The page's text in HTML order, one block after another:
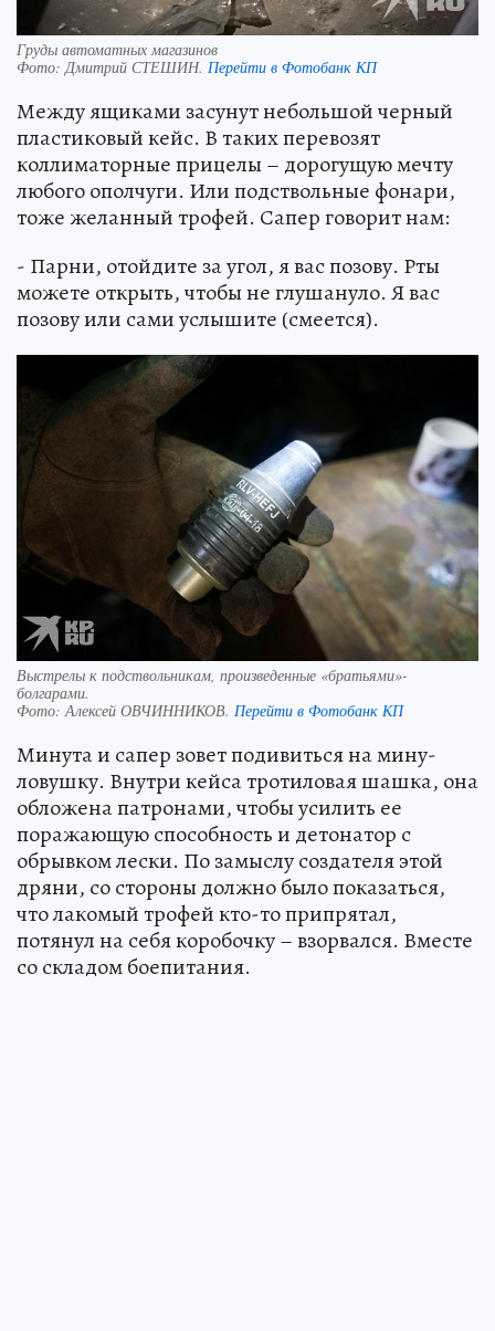
Груды автоматных магазинов
Фото:Дмитрий СТЕШИН. Перейти в Фотобанк КП
Между ящиками засунут небольшой черный
пластиковый кейс. В таких перевозят
коллиматорные прицелы – дорогущую мечту
любого ополчуги. Или подствольные фонари,
тоже желанный трофей. Сапер говорит нам:
- Парни, отойдите за угол, я вас позову. Рты
можете открыть, чтобы не глушануло. Я вас
позову или сами услышите (смеется).
Выстрелы к подствольникам, произведенные «братьями»-
болгарами.
Фото:Алексей ОВЧИННИКОВ. Перейти в Фотобанк КП
Минута и сапер зовет подивиться на мину-
ловушку. Внутри кейса тротиловая шашка, она
обложена патронами, чтобы усилить ее
поражающую способность и детонатор с
обрывком лески. По замыслу создателя этой
дряни, со стороны должно было показаться,
что лакомый трофей кто-то припрятал,
потянул на себя коробочку – взорвался. Вместе
со складом боепитания.